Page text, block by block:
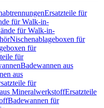
Ersatzteile für
für Walk-in-
für Walk-in-
Nischenablageboxen für
für
für
Badewannen aus
aus
für
MineralwerkstoffErsatzteile
Badewannen für